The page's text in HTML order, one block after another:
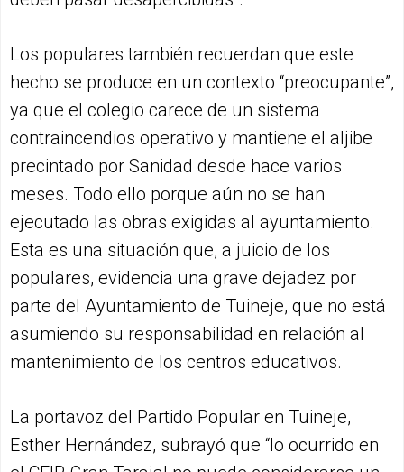
Los populares también recuerdan que este
hecho se produce en un contexto “preocupante”,
ya que el colegio carece de un sistema
contraincendios operativo y mantiene el aljibe
precintado por Sanidad desde hace varios
meses. Todo ello porque aún no se han
ejecutado las obras exigidas al ayuntamiento.
Esta es una situación que, a juicio de los
populares, evidencia una grave dejadez por
parte del Ayuntamiento de Tuineje, que no está
asumiendo su responsabilidad en relación al
mantenimiento de los centros educativos.
La portavoz del Partido Popular en Tuineje,
Esther Hernández, subrayó que “lo ocurrido en